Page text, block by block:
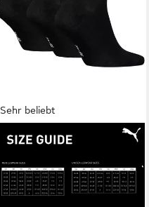
Sehr beliebt
PUMA
QUARTER PLAIN 3P (3 Paar)
Atmungsaktiv,